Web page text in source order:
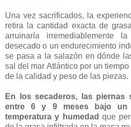
Una vez sacrificados, la
retira la cantidad exacta de
arruinaría irremediablemente
desecado o un endurecimiento
se pasa a la salazón en dónde
sal del mar Atlántico por un
de la calidad y peso de las piezas.
En los secaderos, las piernas
entre 6 y 9 meses bajo un
temperatura y humedad que